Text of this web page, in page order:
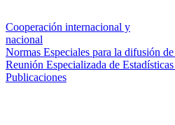
Cooperación internacional y
nacional
Normas Especiales para la difusión
Reunión Especializada de
Publicaciones